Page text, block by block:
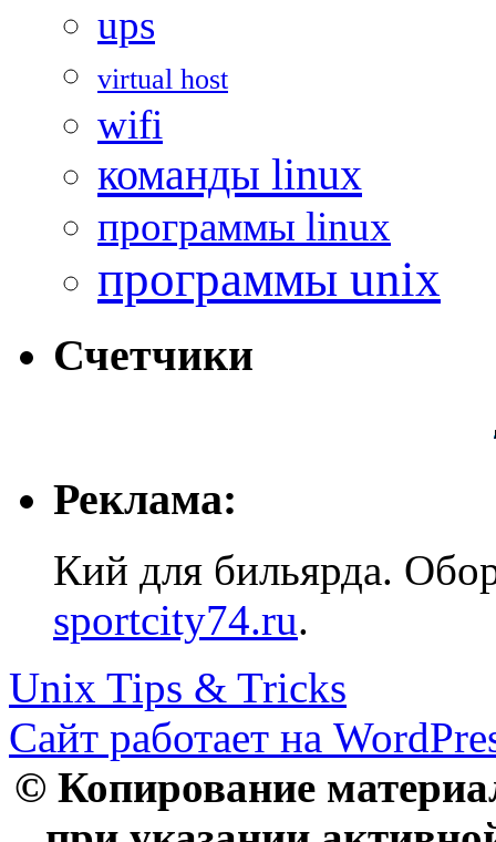
ups
virtual host
wifi
команды linux
программы linux
программы unix
Счетчики
Реклама:
Кий для бильярда.
sportcity74.ru.
Unix Tips & Tricks
Сайт работает на
© Копирование